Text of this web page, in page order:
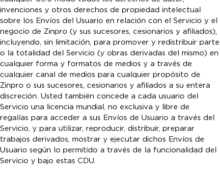
invenciones y otros derechos de propiedad intelectual
sobre los Envíos del Usuario en relación con el Servicio y el
negocio de Zinpro (y sus sucesores, cesionarios y afiliados),
incluyendo, sin limitación, para promover y redistribuir parte
o la totalidad del Servicio (y obras derivadas del mismo) en
cualquier forma y formatos de medios y a través de
cualquier canal de medios para cualquier propósito de
Zinpro o sus sucesores, cesionarios y afiliados a su entera
discreción. Usted también concede a cada usuario del
Servicio una licencia mundial, no exclusiva y libre de
regalías para acceder a sus Envíos de Usuario a través del
Servicio, y para utilizar, reproducir, distribuir, preparar
trabajos derivados, mostrar y ejecutar dichos Envíos de
Usuario según lo permitido a través de la funcionalidad del
Servicio y bajo estas CDU.